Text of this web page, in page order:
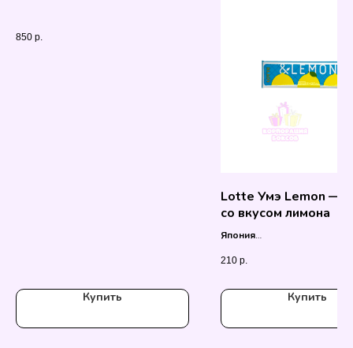
850 р.
Купить
Lotte Умэ Lemon —
со вкусом лимона
Япония
210 р.
Купить